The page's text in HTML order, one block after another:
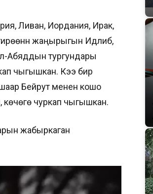
Ливан, Иордания, Ирак,
жаңырыгын Идлиб,
Абяддын тургундары
чыгышкан. Кээ бир
Бейрут менен кошо
көчөгө чуркап чыгышкан.
жабыркаган